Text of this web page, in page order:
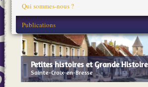
Qui sommes-nous ?
Publications
Petites histoires et Grande Histoire
Sainte-Croix-en-Bresse